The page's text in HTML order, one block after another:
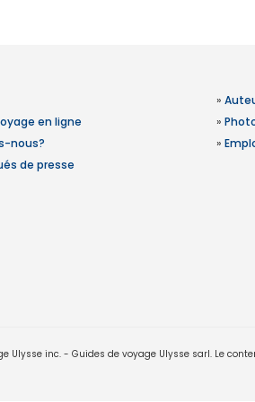
en ligne
nous?
de presse
»
»
»
Ulysse inc. - Guides de voyage Ulysse sarl. Le